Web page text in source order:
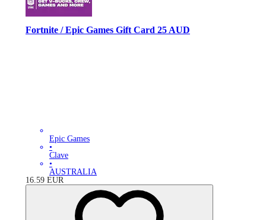
Fortnite / Epic Games Gift Card 25 AUD
Epic Games
•
Clave
•
AUSTRALIA
16.59 EUR